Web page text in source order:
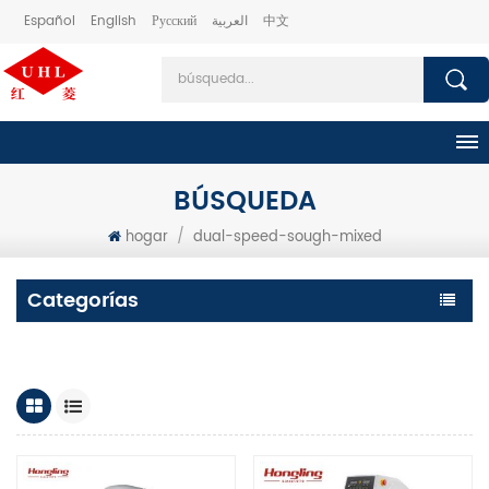
Español English Русский العربية 中文
BÚSQUEDA
hogar / dual-speed-sough-mixed
Categorías